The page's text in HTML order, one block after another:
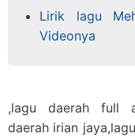
Lirik lagu
Videonya
,lagu daerah full
daerah irian